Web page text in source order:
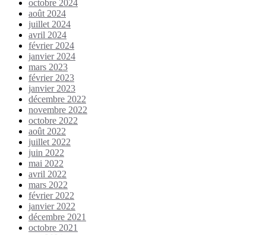
octobre 2024
août 2024
juillet 2024
avril 2024
février 2024
janvier 2024
mars 2023
février 2023
janvier 2023
décembre 2022
novembre 2022
octobre 2022
août 2022
juillet 2022
juin 2022
mai 2022
avril 2022
mars 2022
février 2022
janvier 2022
décembre 2021
octobre 2021